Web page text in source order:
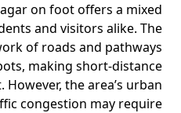
on foot offers a mixed
and visitors alike. The
of roads and pathways
making short-distance
the area’s urban
congestion may require